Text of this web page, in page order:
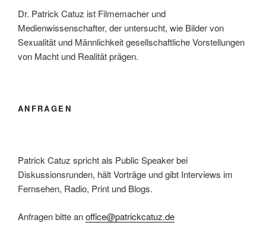
Politik“
Dr. Patrick Catuz ist Filmemacher und
Medienwissenschafter, der untersucht, wie Bilder von
Sexualität und Männlichkeit gesellschaftliche Vorstellungen
von Macht und Realität prägen.
ANFRAGEN
Patrick Catuz spricht als Public Speaker bei
Diskussionsrunden, hält Vorträge und gibt Interviews im
Fernsehen, Radio, Print und Blogs.
Anfragen bitte anoffice@patrickcatuz.de